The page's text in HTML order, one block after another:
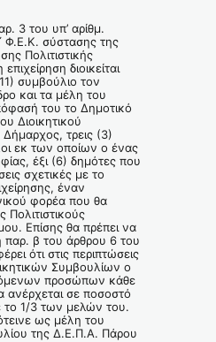
3 του υπ’ αρίθμ.
Φ.Ε.Κ. σύστασης της
Πολιτιστικής
διοικείται
συμβούλιο τον
και τα μέλη του
του το Δημοτικό
Διοικητικού
Δήμαρχος, τρεις (3)
εκ των οποίων ο ένας
έξι (6) δημότες που
σχετικές με το
έναν
φορέα που θα
Πολιτιστικούς
Επίσης θα πρέπει να
παρ. β του άρθρου 6 του
ότι στις περιπτώσεις
Συμβουλίων ο
προσώπων κάθε
ανέρχεται σε ποσοστό
το 1/3 των μελών του.
ως μέλη του
της Δ.Ε.Π.Α. Πάρου